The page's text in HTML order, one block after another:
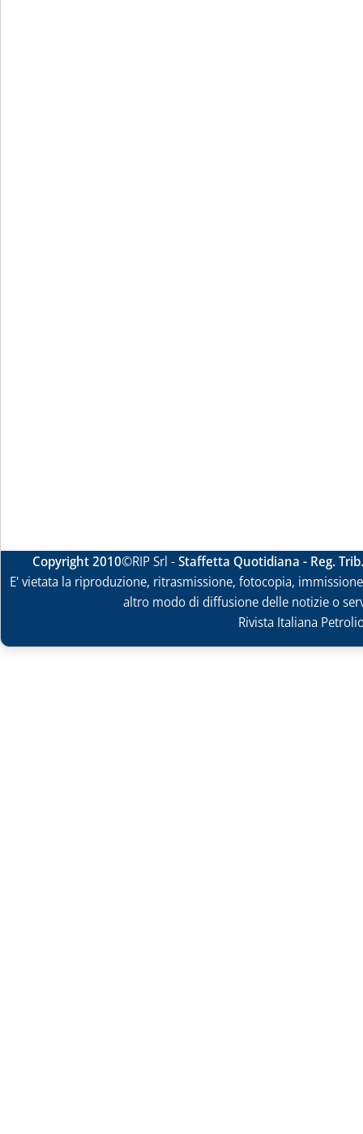
Copyright 2010©RIP Srl -Staffetta Quotidiana - Reg.
E' vietata la riproduzione, ritrasmissione, fotocopia,
altro modo di diffusione delle notizie o
Rivista Italiana